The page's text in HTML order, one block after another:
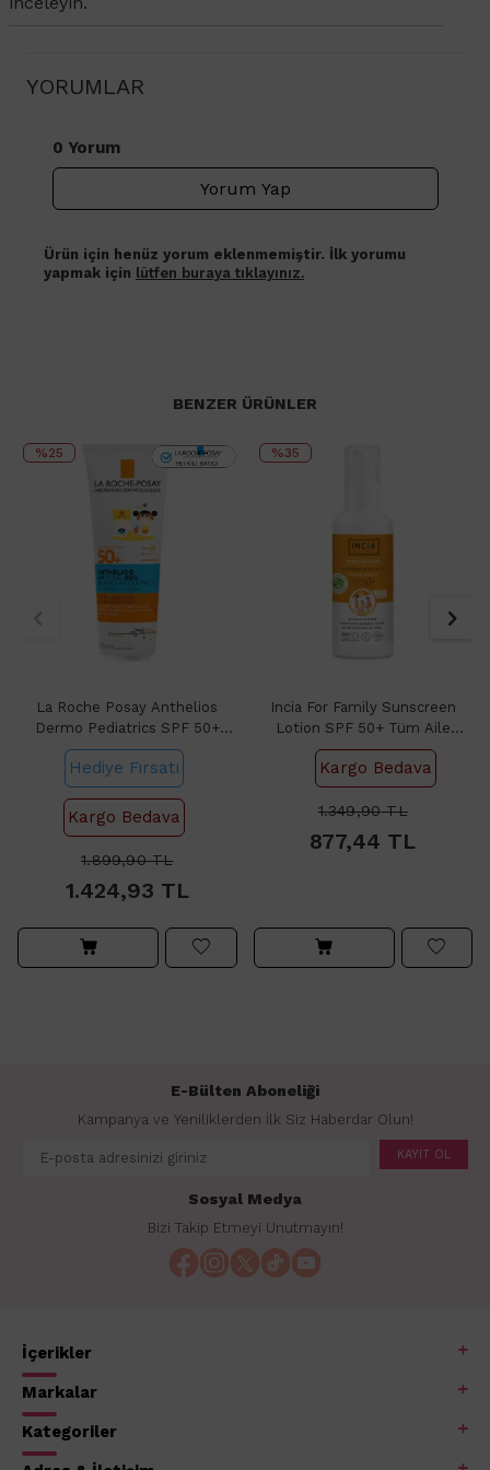
YORUMLAR
0 Yorum
Yorum Yap
Ürün için henüz yorum eklenmemiştir. İlk yorumu
yapmak için lütfen buraya tıklayınız.
BENZER ÜRÜNLER
%25
La Roche Posay Anthelios
Dermo Pediatrics SPF 50+
Çocuklar İçin Güneş Losyonu
250ml
Hediye Fırsatı
Kargo Bedava
1.899,90TL
1.424,93 TL
%35
Incia For Family Sunscreen
Lotion SPF 50+ Tüm Aile
Güneş Koruyucu Losyon 100ml
Kargo Bedava
1.349,90TL
877,44 TL
E-Bülten Aboneliği
Kampanya ve Yeniliklerden İlk Siz Haberdar Olun!
KAYIT OL
Sosyal Medya
Bizi Takip Etmeyi Unutmayın!
İçerikler
Markalar
Kategoriler